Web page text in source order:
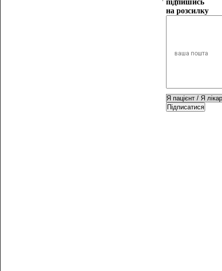
підпишись
на розсилку
Підписатися